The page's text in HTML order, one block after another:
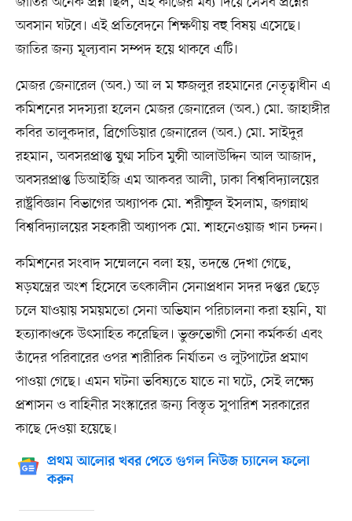
অবসান ঘটবে। এই প্রতিবেদনে শিক্ষণীয় বহু বিষয় এসেছে।
জাতির জন্য মূল্যবান সম্পদ হয়ে থাকবে এটি।
মেজর জেনারেল (অব.) আ ল ম ফজলুর রহমানের নেতৃত্বাধীন এ
কমিশনের সদস্যরা হলেন মেজর জেনারেল (অব.) মো. জাহাঙ্গীর
কবির তালুকদার, ব্রিগেডিয়ার জেনারেল (অব.) মো. সাইদুর
রহমান, অবসরপ্রাপ্ত যুগ্ম সচিব মুন্সী আলাউদ্দিন আল আজাদ,
অবসরপ্রাপ্ত ডিআইজি এম আকবর আলী, ঢাকা বিশ্ববিদ্যালয়ের
রাষ্ট্রবিজ্ঞান বিভাগের অধ্যাপক মো. শরীফুল ইসলাম, জগন্নাথ
বিশ্ববিদ্যালয়ের সহকারী অধ্যাপক মো. শাহনেওয়াজ খান চন্দন।
কমিশনের সংবাদ সম্মেলনে বলা হয়, তদন্তে দেখা গেছে,
ষড়যন্ত্রের অংশ হিসেবে তৎকালীন সেনাপ্রধান সদর দপ্তর ছেড়ে
চলে যাওয়ায় সময়মতো সেনা অভিযান পরিচালনা করা হয়নি, যা
হত্যাকাণ্ডকে উৎসাহিত করেছিল। ভুক্তভোগী সেনা কর্মকর্তা এবং
তাঁদের পরিবারের ওপর শারীরিক নির্যাতন ও লুটপাটের প্রমাণ
পাওয়া গেছে। এমন ঘটনা ভবিষ্যতে যাতে না ঘটে, সেই লক্ষ্যে
প্রশাসন ও বাহিনীর সংস্কারের জন্য বিস্তৃত সুপারিশ সরকারের
কাছে দেওয়া হয়েছে।
প্রথম আলোর খবর পেতে গুগল নিউজ চ্যানেল ফলো
করুন